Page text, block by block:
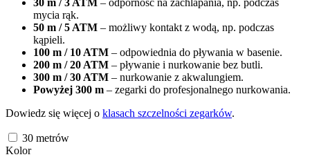
mycia rąk.
50 m / 5 ATM – możliwy kontakt z wodą, np. podczas
kąpieli.
100 m / 10 ATM – odpowiednia do pływania w basenie.
200 m / 20 ATM – pływanie i nurkowanie bez butli.
300 m / 30 ATM – nurkowanie z akwalungiem.
Powyżej 300 m – zegarki do profesjonalnego nurkowania.
Dowiedz się więcej o klasach szczelności zegarków.
30 metrów
Kolor